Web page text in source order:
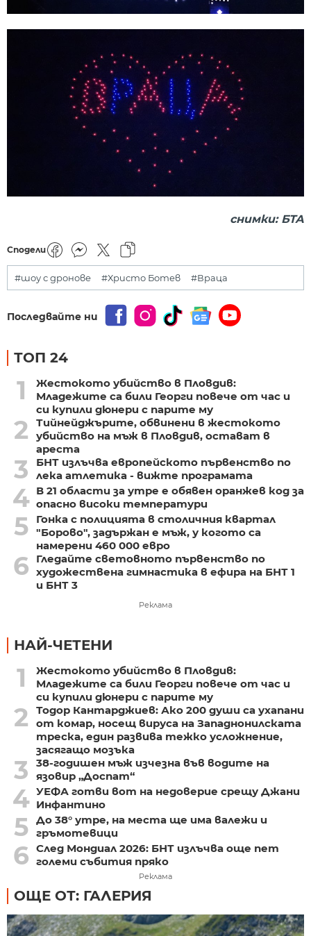
снимки: БТА
Сподели
#шоу с дронове #Христо Ботев #Враца
Последвайте ни
ТОП 24
1
Жестокото убийство в Пловдив:
Младежите са били Георги повече от час и
си купили дюнери с парите му
2
Тийнейджърите, обвинени в жестокото
убийство на мъж в Пловдив, остават в
ареста
3
БНТ излъчва европейското първенство по
лека атлетика - вижте програмата
4 В 21 области за утре е обявен оранжев код за
опасно високи температури
5
Гонка с полицията в столичния квартал
"Борово", задържан е мъж, у когото са
намерени 460 000 евро
6
Гледайте световното първенство по
художествена гимнастика в ефира на БНТ 1
и БНТ 3
Реклама
НАЙ-ЧЕТЕНИ
1
Жестокото убийство в Пловдив:
Младежите са били Георги повече от час и
си купили дюнери с парите му
2
Тодор Кантарджиев: Ако 200 души са ухапани
от комар, носещ вируса на Западнонилската
треска, един развива тежко усложнение,
засягащо мозъка
3
38-годишен мъж изчезна във водите на
язовир „Доспат“
4 УЕФА готви вот на недоверие срещу Джани
Инфантино
5 До 38° утре, на места ще има валежи и
гръмотевици
6 След Мондиал 2026: БНТ излъчва още пет
големи събития пряко
Реклама
ОЩЕ ОТ: ГАЛЕРИЯ